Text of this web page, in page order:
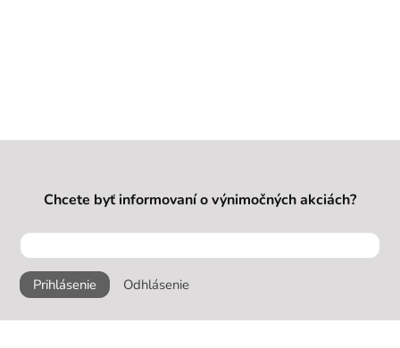
Chcete byť informovaní o výnimočných akciách?
Prihlásenie Odhlásenie